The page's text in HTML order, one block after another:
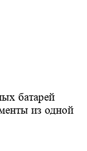
батарей
из одной